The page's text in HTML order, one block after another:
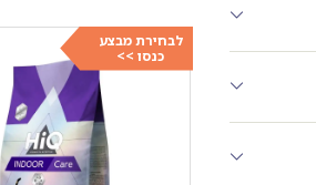
לבחירת מבצע
כנסו >>